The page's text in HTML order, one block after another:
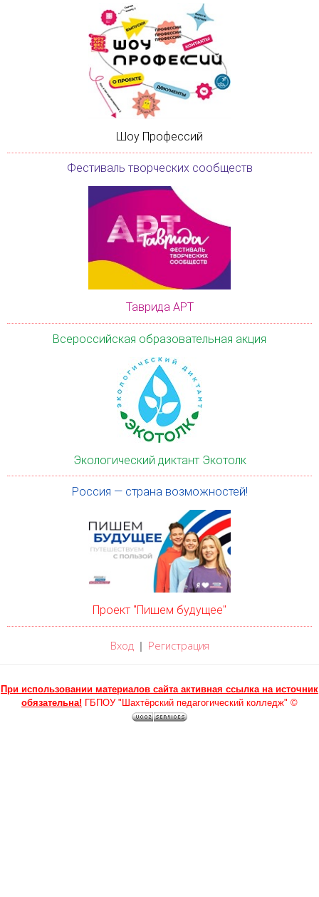
Шоу Профессий
Фестиваль творческих сообществ
Таврида АРТ
Всероссийская образовательная акция
Экологический диктант Экотолк
Россия — страна возможностей!
Проект "Пишем будущее"
Вход Регистрация
При использовании материалов сайта активная ссылка на источник
обязательна! ГБПОУ "Шахтёрский педагогический колледж" ©